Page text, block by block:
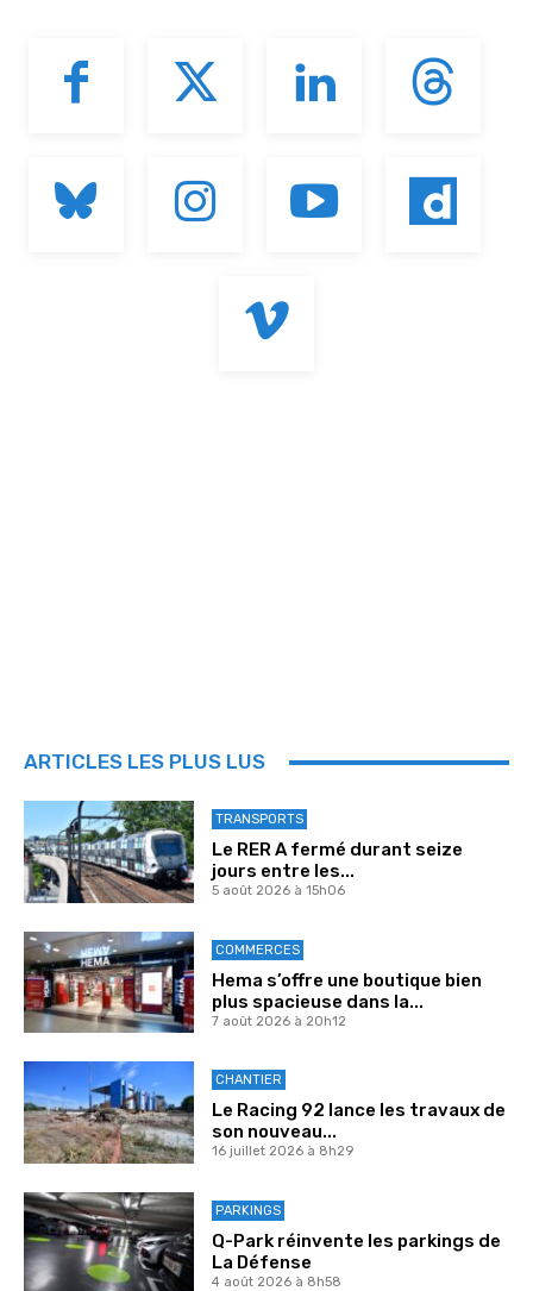
ARTICLES LES PLUS LUS
TRANSPORTS
Le RER A fermé durant seize
jours entre les...
5 août 2026 à 15h06
COMMERCES
Hema s’offre une boutique bien
plus spacieuse dans la...
7 août 2026 à 20h12
CHANTIER
Le Racing 92 lance les travaux de
son nouveau...
16 juillet 2026 à 8h29
PARKINGS
Q-Park réinvente les parkings de
La Défense
4 août 2026 à 8h58